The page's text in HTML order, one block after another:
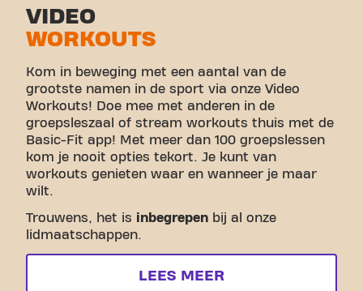
VIDEO
WORKOUTS
Kom in beweging met een aantal van de
grootste namen in de sport via onze Video
Workouts! Doe mee met anderen in de
groepsleszaal of stream workouts thuis met de
Basic-Fit app! Met meer dan 100 groepslessen
kom je nooit opties tekort. Je kunt van
workouts genieten waar en wanneer je maar
wilt.
Trouwens, het is inbegrepen bij al onze
lidmaatschappen.
LEES MEER